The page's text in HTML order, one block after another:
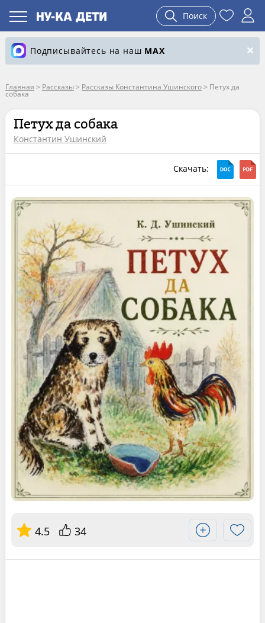
Поиск
Подписывайтесь на наш MAX
Главная > Рассказы > Рассказы Константина Ушинского> Петух да
собака
Петух да собака
Константин Ушинский
Скачать:
4.5 34